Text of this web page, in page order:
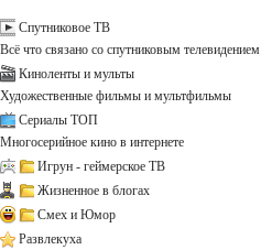
Спутниковое ТВ
Всё что связано со спутниковым телевидением
Киноленты и мульты
Художественные фильмы и мультфильмы
Сериалы ТОП
Многосерийное кино в интернете
Игрун - геймерское ТВ
Жизненное в блогах
Смех и Юмор
Развлекуха